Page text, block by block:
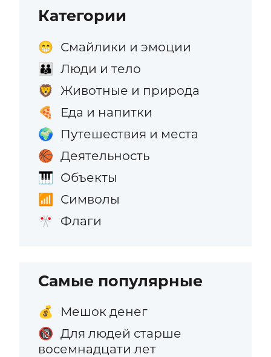
Категории
😁 Смайлики и эмоции
👪 Люди и тело
🦁 Животные и природа
🍕 Еда и напитки
🌍 Путешествия и места
🏀 Деятельность
🎹 Объекты
📶 Символы
🎌 Флаги
Самые популярные
💰 Мешок денег
🔞 Для людей старше
восемнадцати лет